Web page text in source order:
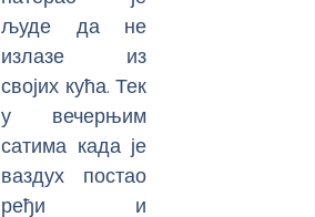
људе да не
излазе из
својих кућа. Тек
у вечерњим
сатима када је
ваздух постао
ређи и